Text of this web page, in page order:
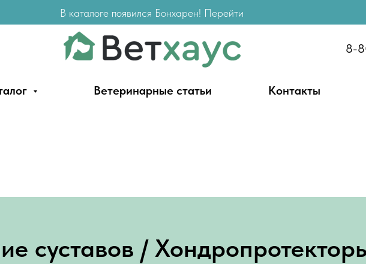
В каталоге появился Бонхарен! Перейти
8-
Ветеринарные статьи Контакты
суставов /